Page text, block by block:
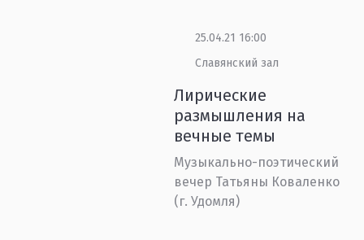
25.04.21 16:00
Славянский зал
Лирические
размышления на
вечные темы
Музыкально-поэтический
вечер Татьяны Коваленко
(г. Удомля)